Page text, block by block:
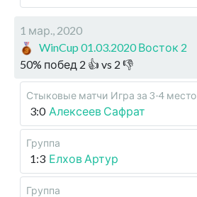
1 мар., 2020
WinCup 01.03.2020 Восток 2
50% побед 2 👍 vs 2 👎
Стыковые матчи Игра за 3-4 место
3:0 Алексеев Сафрат
Группа
1:3 Елхов Артур
Группа